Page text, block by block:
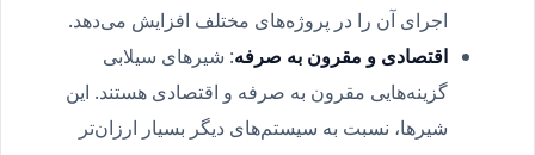
اجرای آن را در پروژه‌های مختلف افزایش می‌دهد.
اقتصادی و مقرون به صرفه: شیرهای سیلابی
گزینه‌هایی مقرون به صرفه و اقتصادی هستند. این
شیرها، نسبت به سیستم‌های دیگر بسیار ارزان‌تر